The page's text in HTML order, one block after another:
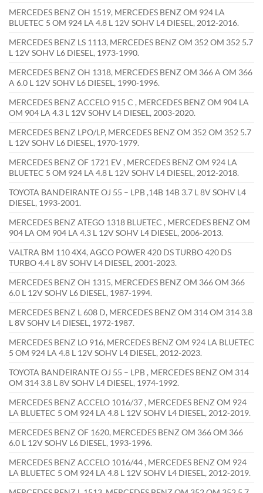
MERCEDES BENZ OH 1519, MERCEDES BENZ OM 924 LA
BLUETEC 5 OM 924 LA 4.8 L 12V SOHV L4 DIESEL, 2012-2016.
MERCEDES BENZ LS 1113, MERCEDES BENZ OM 352 OM 352 5.7
L 12V SOHV L6 DIESEL, 1973-1990.
MERCEDES BENZ OH 1318, MERCEDES BENZ OM 366 A OM 366
A 6.0 L 12V SOHV L6 DIESEL, 1990-1996.
MERCEDES BENZ ACCELO 915 C , MERCEDES BENZ OM 904 LA
OM 904 LA 4.3 L 12V SOHV L4 DIESEL, 2003-2020.
MERCEDES BENZ LPO/LP, MERCEDES BENZ OM 352 OM 352 5.7
L 12V SOHV L6 DIESEL, 1970-1979.
MERCEDES BENZ OF 1721 EV , MERCEDES BENZ OM 924 LA
BLUETEC 5 OM 924 LA 4.8 L 12V SOHV L4 DIESEL, 2012-2018.
TOYOTA BANDEIRANTE OJ 55 – LPB ,14B 14B 3.7 L 8V SOHV L4
DIESEL, 1993-2001.
MERCEDES BENZ ATEGO 1318 BLUETEC , MERCEDES BENZ OM
904 LA OM 904 LA 4.3 L 12V SOHV L4 DIESEL, 2006-2013.
VALTRA BM 110 4X4, AGCO POWER 420 DS TURBO 420 DS
TURBO 4.4 L 8V SOHV L4 DIESEL, 2001-2023.
MERCEDES BENZ OH 1315, MERCEDES BENZ OM 366 OM 366
6.0 L 12V SOHV L6 DIESEL, 1987-1994.
MERCEDES BENZ L 608 D, MERCEDES BENZ OM 314 OM 314 3.8
L 8V SOHV L4 DIESEL, 1972-1987.
MERCEDES BENZ LO 916, MERCEDES BENZ OM 924 LA BLUETEC
5 OM 924 LA 4.8 L 12V SOHV L4 DIESEL, 2012-2023.
TOYOTA BANDEIRANTE OJ 55 – LPB , MERCEDES BENZ OM 314
OM 314 3.8 L 8V SOHV L4 DIESEL, 1974-1992.
MERCEDES BENZ ACCELO 1016/37 , MERCEDES BENZ OM 924
LA BLUETEC 5 OM 924 LA 4.8 L 12V SOHV L4 DIESEL, 2012-2019.
MERCEDES BENZ OF 1620, MERCEDES BENZ OM 366 OM 366
6.0 L 12V SOHV L6 DIESEL, 1993-1996.
MERCEDES BENZ ACCELO 1016/44 , MERCEDES BENZ OM 924
LA BLUETEC 5 OM 924 LA 4.8 L 12V SOHV L4 DIESEL, 2012-2019.